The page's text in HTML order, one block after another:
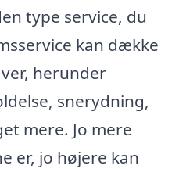
type service, du
kan dække
herunder
snerydning,
mere. Jo mere
er, jo højere kan